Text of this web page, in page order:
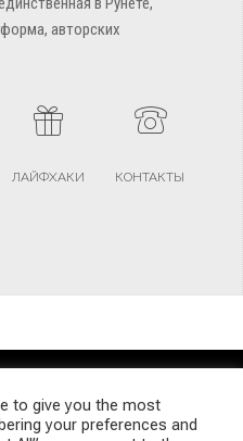
авторских
ЛАЙФХАКИ КОНТАКТЫ
PRIVACY POLICY SITEMAP
to give you the most
your preferences and